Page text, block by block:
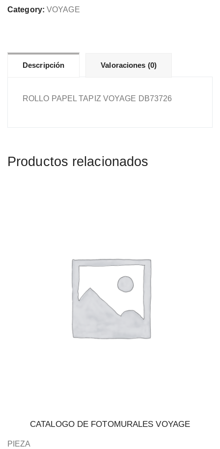
DB73726
Category: VOYAGE
Descripción Valoraciones (0)
ROLLO PAPEL TAPIZ VOYAGE DB73726
Productos relacionados
CATALOGO DE FOTOMURALES VOYAGE
PIEZA